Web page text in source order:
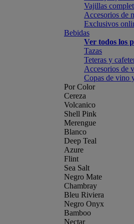
Vajillas
Accesorios de
Exclusivos
Bebidas
Ver todos los
Tazas
Teteras y
Accesorios de
Copas de vino
Por Color
Cereza
Volcanico
Shell Pink
Merengue
Blanco
Deep Teal
Azure
Flint
Sea Salt
Negro Mate
Chambray
Bleu Riviera
Negro Onyx
Bamboo
Nectar